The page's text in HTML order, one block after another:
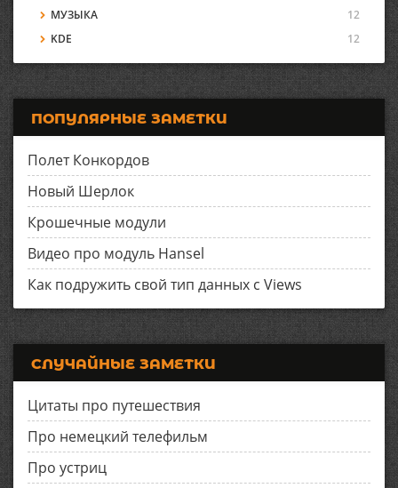
МУЗЫКА
12
KDE
12
ПОПУЛЯРНЫЕ ЗАМЕТКИ
Полет Конкордов
Новый Шерлок
Крошечные модули
Видео про модуль Hansel
Как подружить свой тип данных с Views
СЛУЧАЙНЫЕ ЗАМЕТКИ
Цитаты про путешествия
Про немецкий телефильм
Про устриц